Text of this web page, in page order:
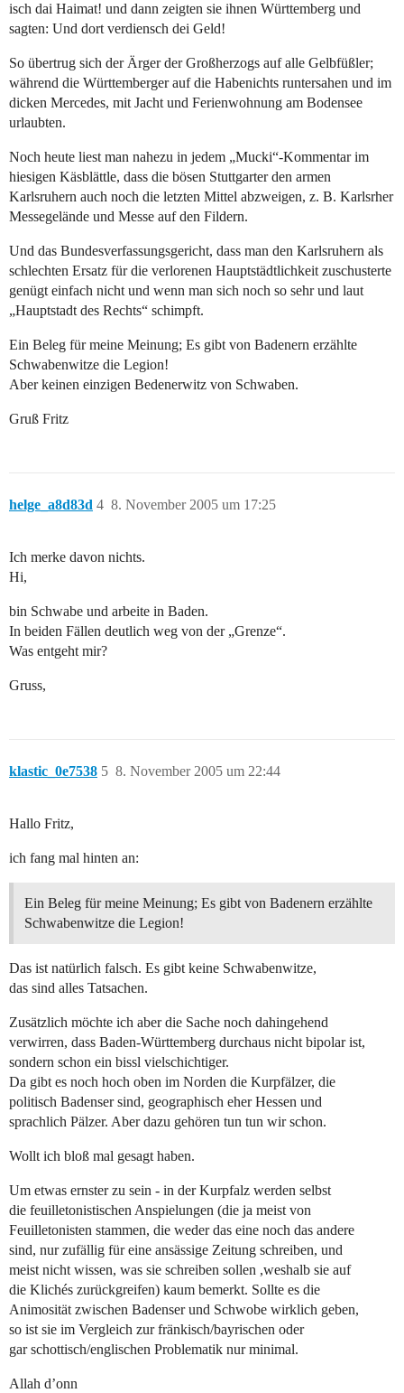
isch dai Haimat! und dann zeigten sie ihnen Württemberg und
sagten: Und dort verdiensch dei Geld!
So übertrug sich der Ärger der Großherzogs auf alle Gelbfüßler;
während die Württemberger auf die Habenichts runtersahen und im
dicken Mercedes, mit Jacht und Ferienwohnung am Bodensee
urlaubten.
Noch heute liest man nahezu in jedem „Mucki“-Kommentar im
hiesigen Käsblättle, dass die bösen Stuttgarter den armen
Karlsruhern auch noch die letzten Mittel abzweigen, z. B. Karlsrher
Messegelände und Messe auf den Fildern.
Und das Bundesverfassungsgericht, dass man den Karlsruhern als
schlechten Ersatz für die verlorenen Hauptstädtlichkeit zuschusterte
genügt einfach nicht und wenn man sich noch so sehr und laut
„Hauptstadt des Rechts“ schimpft.
Ein Beleg für meine Meinung; Es gibt von Badenern erzählte
Schwabenwitze die Legion!
Aber keinen einzigen Bedenerwitz von Schwaben.
Gruß Fritz
helge_a8d83d 8. November 2005 um 17:25
4
Ich merke davon nichts.
Hi,
bin Schwabe und arbeite in Baden.
In beiden Fällen deutlich weg von der „Grenze“.
Was entgeht mir?
Gruss,
klastic_0e7538 8. November 2005 um 22:44
5
Hallo Fritz,
ich fang mal hinten an:
Ein Beleg für meine Meinung; Es gibt von Badenern erzählte
Schwabenwitze die Legion!
Das ist natürlich falsch. Es gibt keine Schwabenwitze,
das sind alles Tatsachen.
Zusätzlich möchte ich aber die Sache noch dahingehend
verwirren, dass Baden-Württemberg durchaus nicht bipolar ist,
sondern schon ein bissl vielschichtiger.
Da gibt es noch hoch oben im Norden die Kurpfälzer, die
politisch Badenser sind, geographisch eher Hessen und
sprachlich Pälzer. Aber dazu gehören tun tun wir schon.
Wollt ich bloß mal gesagt haben.
Um etwas ernster zu sein - in der Kurpfalz werden selbst
die feuilletonistischen Anspielungen (die ja meist von
Feuilletonisten stammen, die weder das eine noch das andere
sind, nur zufällig für eine ansässige Zeitung schreiben, und
meist nicht wissen, was sie schreiben sollen ,weshalb sie auf
die Klichés zurückgreifen) kaum bemerkt. Sollte es die
Animosität zwischen Badenser und Schwobe wirklich geben,
so ist sie im Vergleich zur fränkisch/bayrischen oder
gar schottisch/englischen Problematik nur minimal.
Allah d’onn